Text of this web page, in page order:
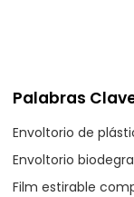
Palabras
Envoltorio de
Envoltorio
Film estirable